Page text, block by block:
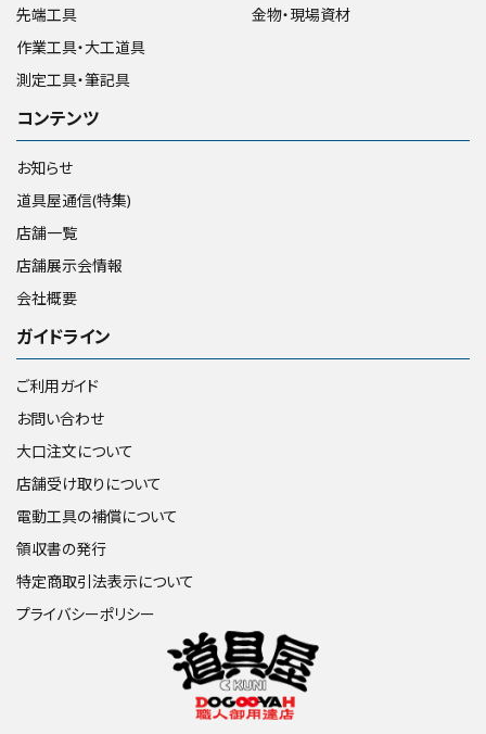
先端工具
作業工具・大工道具
測定工具・筆記具
金物・現場資材
コンテンツ
お知らせ
道具屋通信(特集)
店舗一覧
店舗展示会情報
会社概要
ガイドライン
ご利用ガイド
お問い合わせ
大口注文について
店舗受け取りについて
電動工具の補償について
領収書の発行
特定商取引法表示について
プライバシーポリシー